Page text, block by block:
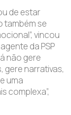
de estar
também se
vincou
da PSP
não gere
gere narrativas,
uma
complexa”,